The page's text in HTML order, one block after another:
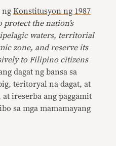
ngKonstitusyon ng 1987
protect the nation’s
waters, territorial
zone, and reserve its
to Filipino citizens
dagat ng bansa sa
teritoryal na dagat, at
ireserba ang paggamit
sa mga mamamayang